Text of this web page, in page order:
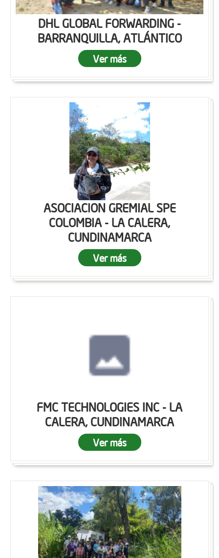
DHL GLOBAL FORWARDING -
BARRANQUILLA, ATLÁNTICO
Ver más
ASOCIACION GREMIAL SPE
COLOMBIA - LA CALERA,
CUNDINAMARCA
Ver más
FMC TECHNOLOGIES INC - LA
CALERA, CUNDINAMARCA
Ver más